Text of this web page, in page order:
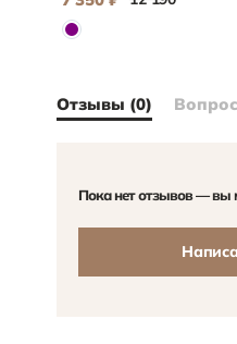
Отзывы (0)
Пока нет отзывов — вы